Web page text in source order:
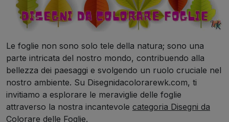
Le foglie non sono solo tele della natura; sono una
parte intricata del nostro mondo, contribuendo alla
bellezza dei paesaggi e svolgendo un ruolo cruciale nel
nostro ambiente. Su Disegnidacolorarewk.com, ti
invitiamo a esplorare le meraviglie delle foglie
attraverso la nostra incantevole categoria Disegni da
Colorare delle Foglie.